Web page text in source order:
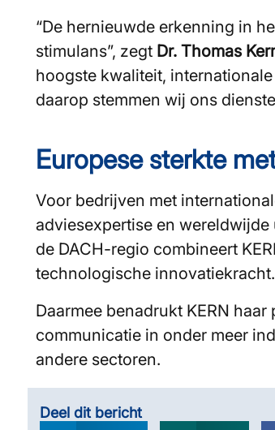
“De hernieuwde erkenning in
stimulans”, zegt Dr. Thomas
hoogste kwaliteit,
daarop stemmen wij ons
Europese sterkte
Voor bedrijven met
adviesexpertise en
de DACH-regio combineert
technologische innovatiekracht.
Daarmee benadrukt KERN
communicatie in onder meer
andere sectoren.
Deel dit bericht